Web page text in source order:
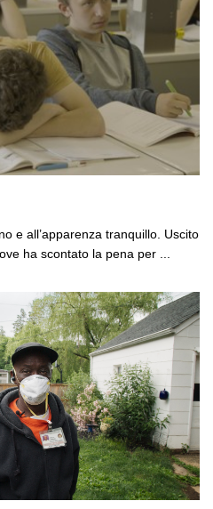
e all’apparenza tranquillo. Uscito
ha scontato la pena per ...